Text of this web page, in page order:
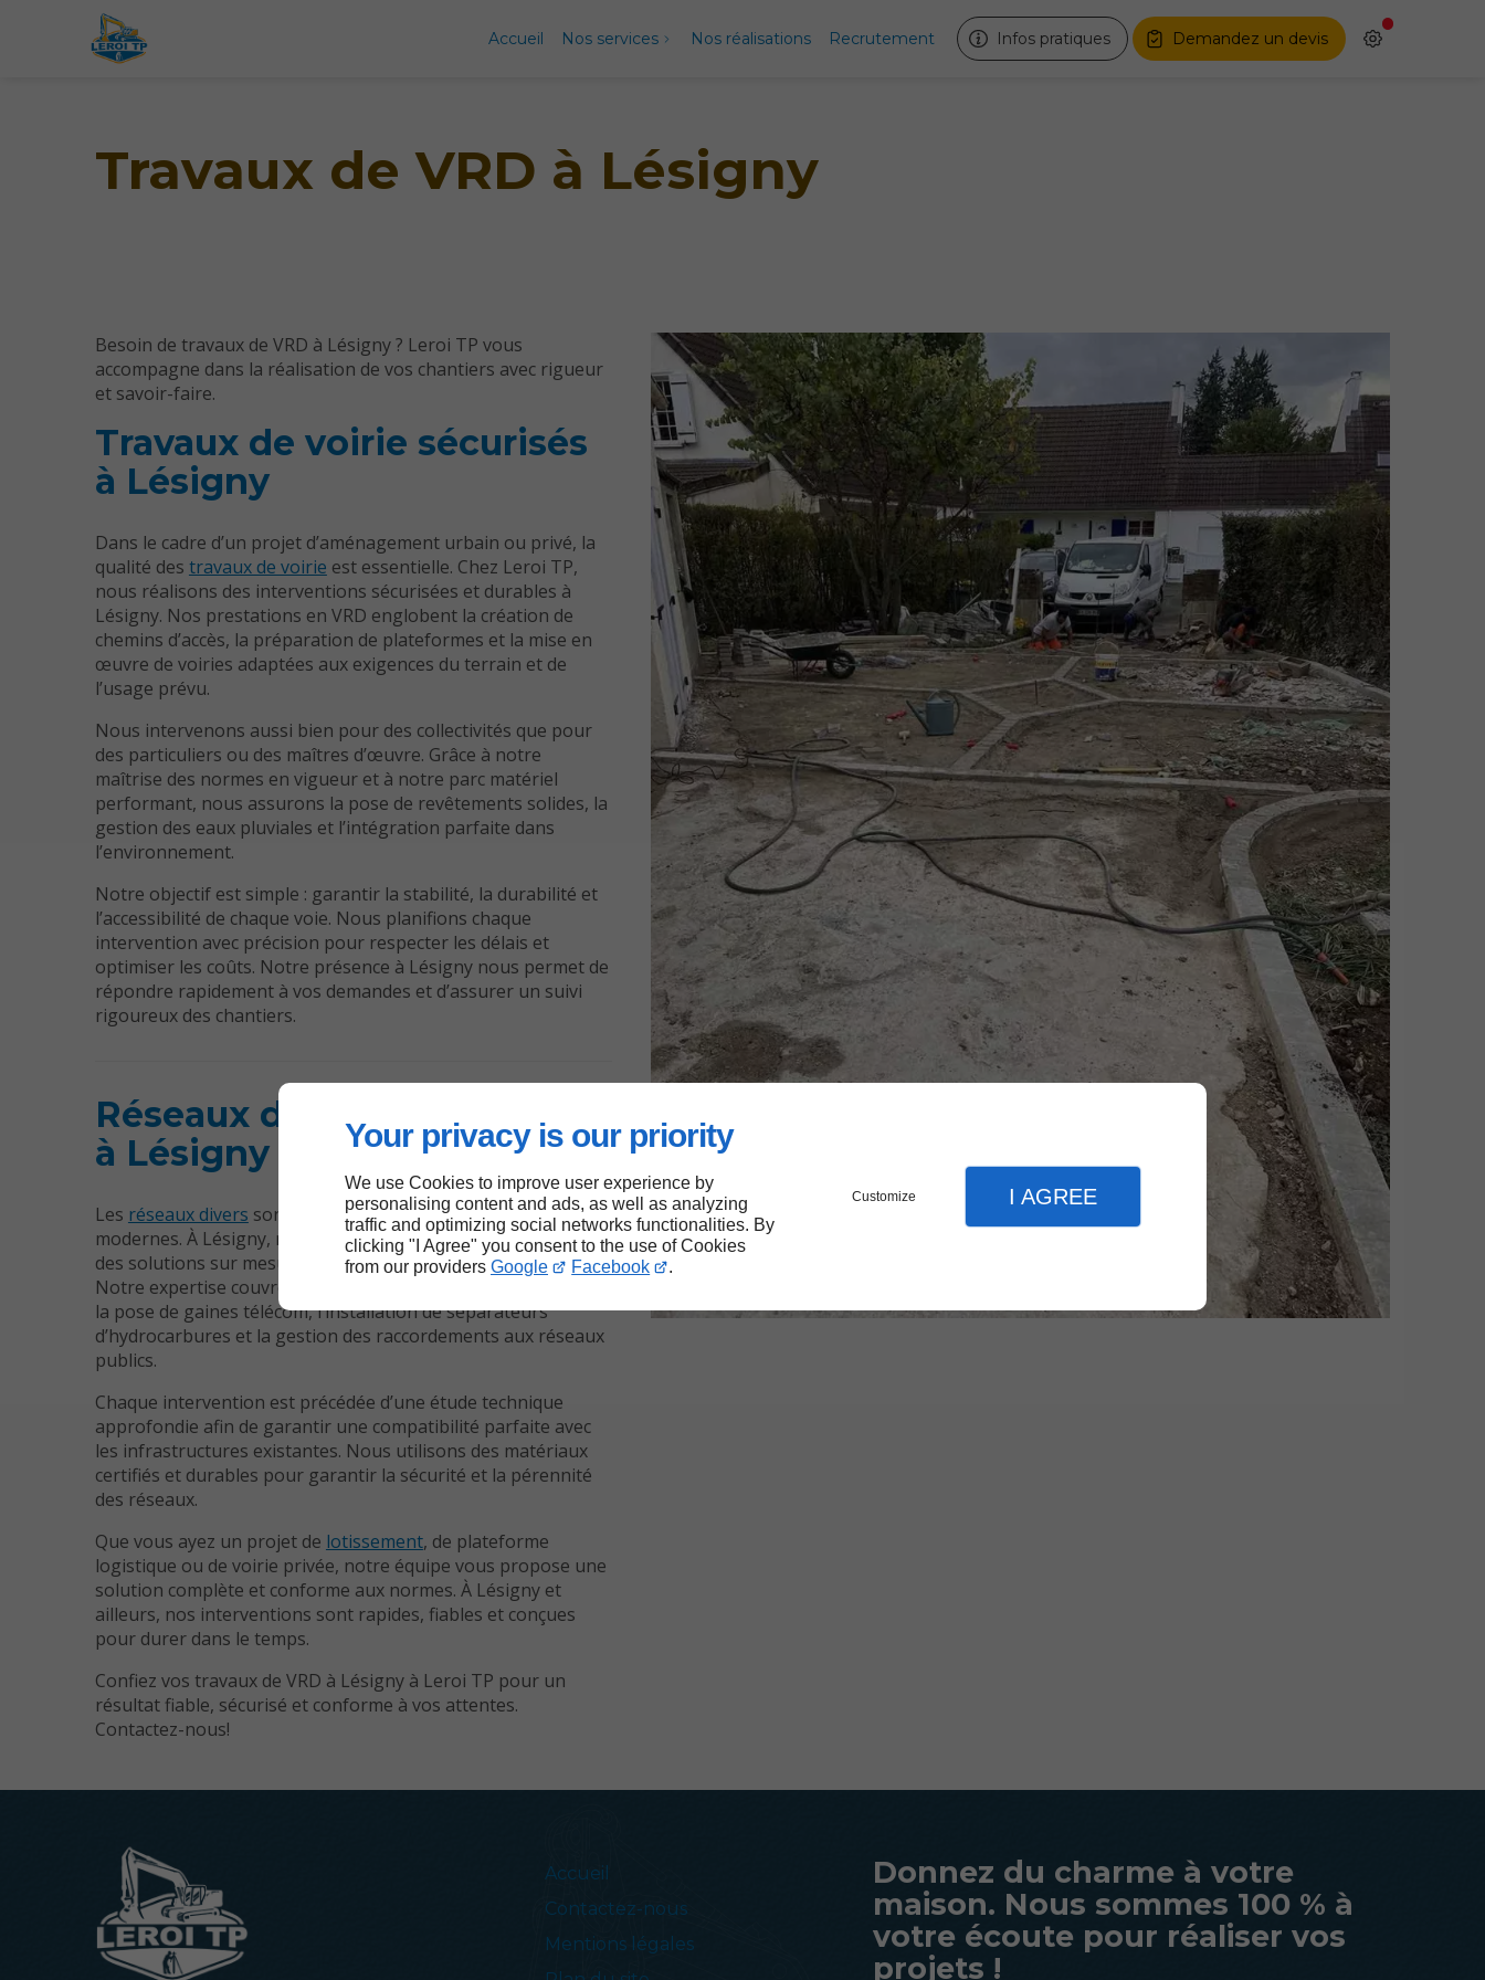
Your privacy is our priority
We use Cookies to improve user experience by
personalising content and ads, as well as analyzing
traffic and optimizing social networks functionalities. By
clicking "I Agree" you consent to the use of Cookies
from our providers Google Facebook .
Customize I AGREE
Accueil Nos services Nos réalisations Recrutement Infos pratiques Demandez un devis
Travaux de VRD à Lésigny
Besoin de travaux de VRD à Lésigny ? Leroi TP vous
accompagne dans la réalisation de vos chantiers avec rigueur
et savoir-faire.
Travaux de voirie sécurisés
à Lésigny
Dans le cadre d’un projet d’aménagement urbain ou privé, la
qualité des travaux de voirie est essentielle. Chez Leroi TP,
nous réalisons des interventions sécurisées et durables à
Lésigny. Nos prestations en VRD englobent la création de
chemins d’accès, la préparation de plateformes et la mise en
œuvre de voiries adaptées aux exigences du terrain et de
l’usage prévu.
Nous intervenons aussi bien pour des collectivités que pour
des particuliers ou des maîtres d’œuvre. Grâce à notre
maîtrise des normes en vigueur et à notre parc matériel
performant, nous assurons la pose de revêtements solides, la
gestion des eaux pluviales et l’intégration parfaite dans
l’environnement.
Notre objectif est simple : garantir la stabilité, la durabilité et
l’accessibilité de chaque voie. Nous planifions chaque
intervention avec précision pour respecter les délais et
optimiser les coûts. Notre présence à Lésigny nous permet de
répondre rapidement à vos demandes et d’assurer un suivi
rigoureux des chantiers.
Réseaux divers sur mesure
à Lésigny
Les réseaux divers sont au cœur des aménagements
modernes. À Lésigny, nous concevons et mettons en œuvre
des solutions sur mesure pour les réseaux secs et humides.
Notre expertise couvre l’enfouissement de câbles électriques,
la pose de gaines télécom, l’installation de séparateurs
d’hydrocarbures et la gestion des raccordements aux réseaux
publics.
Chaque intervention est précédée d’une étude technique
approfondie afin de garantir une compatibilité parfaite avec
les infrastructures existantes. Nous utilisons des matériaux
certifiés et durables pour garantir la sécurité et la pérennité
des réseaux.
Que vous ayez un projet de lotissement, de plateforme
logistique ou de voirie privée, notre équipe vous propose une
solution complète et conforme aux normes. À Lésigny et
ailleurs, nos interventions sont rapides, fiables et conçues
pour durer dans le temps.
Confiez vos travaux de VRD à Lésigny à Leroi TP pour un
résultat fiable, sécurisé et conforme à vos attentes.
Contactez-nous!
Accueil
Contactez-nous
Mentions légales
Donnez du charme à votre
maison. Nous sommes 100 % à
votre écoute pour réaliser vos
projets !